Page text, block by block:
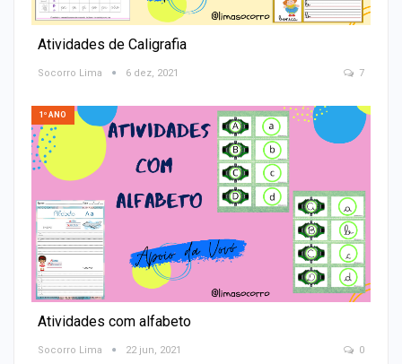
Atividades de Caligrafia
Socorro Lima 6 dez, 2021 7
1º ANO
Atividades com alfabeto
Socorro Lima 22 jun, 2021 0